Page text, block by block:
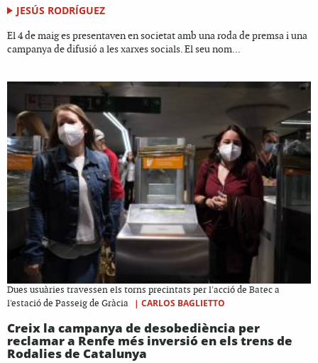
JESÚS RODRÍGUEZ
El 4 de maig es presentaven en societat amb una roda de premsa i una
campanya de difusió a les xarxes socials. El seu nom...
Dues usuàries travessen els torns precintats per l'acció de Batec a
l'estació de Passeig de Gràcia
| CARLOS BAGLIETTO
Creix la campanya de desobediència per
reclamar a Renfe més inversió en els trens de
Rodalies de Catalunya